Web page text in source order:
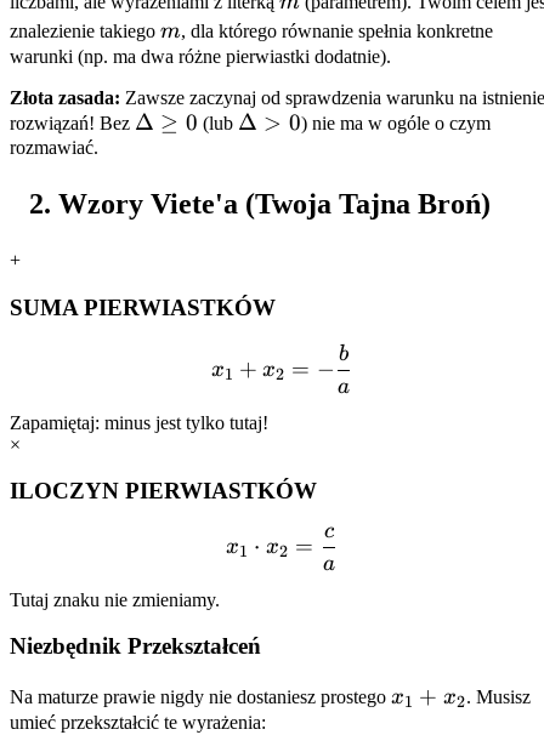
znalezienie takiego m
m, dla którego równanie spełnia konkretne
warunki (np. ma dwa różne pierwiastki dodatnie).
Złota zasada: Zawsze zaczynaj od sprawdzenia warunku na istnienie
rozwiązań! Bez \Delta
Δ ≥ 0 (lub \Delta
Δ > 0) nie ma w ogóle o czym
rozmawiać.
Wzory Viete'a (Twoja Tajna Broń)
+
SUMA PIERWIASTKÓW
x_1 + x_2 = -
x1 + x2 = −
a
b
Zapamiętaj: minus jest tylko tutaj!
×
ILOCZYN PIERWIASTKÓW
x_1 \cdot x_2 =
x1 ⋅ x2 =
a
c
Tutaj znaku nie zmieniamy.
Niezbędnik Przekształceń
Na maturze prawie nigdy nie dostaniesz prostego x_1
x1 + x2. Musisz
umieć przekształcić te wyrażenia: